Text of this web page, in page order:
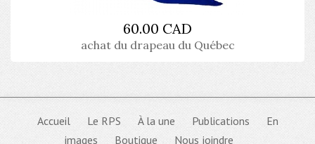
60.00 CAD
achat du drapeau du Québec
Accueil Le RPS À la une Publications
En
images
Boutique Nous joindre